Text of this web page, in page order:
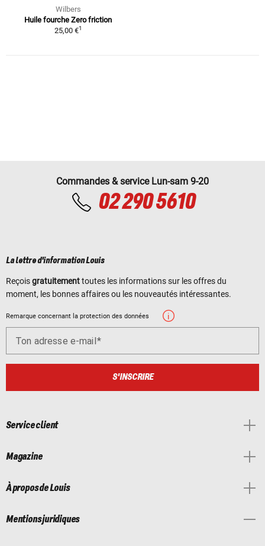
Wilbers
Huile fourche Zero friction
25,00 €1
Commandes & service Lun-sam 9-20
02 290 5610
La lettre d'information Louis
Reçoisgratuitementtoutes les informations sur les offres du
moment, les bonnes affaires ou les nouveautés intéressantes.
Remarque concernant la protection des données
Ton adresse e-mail
S'INSCRIRE
Service client
Magazine
À propos de Louis
Mentions juridiques